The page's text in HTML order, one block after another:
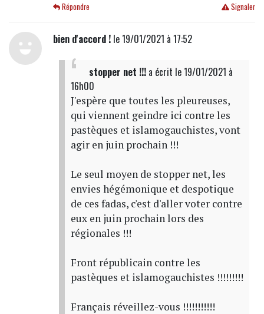
Signaler
Répondre
bien d'accord !le 19/01/2021 à 17:52
stopper net !!!a écrit le 19/01/2021 à
16h00
J'espère que toutes les pleureuses,
qui viennent geindre ici contre les
pastèques et islamogauchistes, vont
agir en juin prochain !!!
Le seul moyen de stopper net, les
envies hégémonique et despotique
de ces fadas, c'est d'aller voter contre
eux en juin prochain lors des
régionales !!!
Front républicain contre les
pastèques et islamogauchistes !!!!!!!!!
Français réveillez-vous !!!!!!!!!!!